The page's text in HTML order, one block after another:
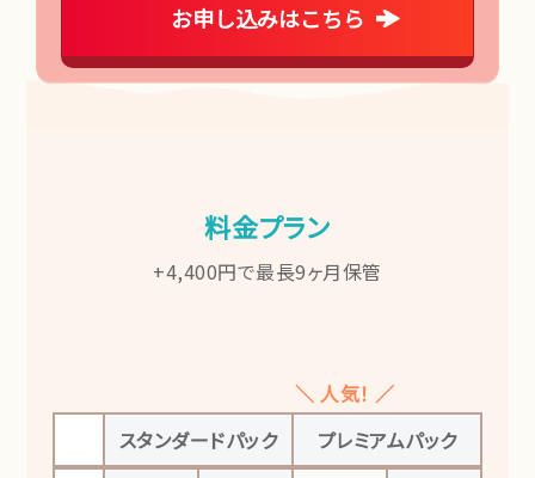
お申し込みはこちら
料金プラン
+4,400円で最長9ヶ月保管
＼ 人気！ ／
スタンダードパック
プレミアムパック